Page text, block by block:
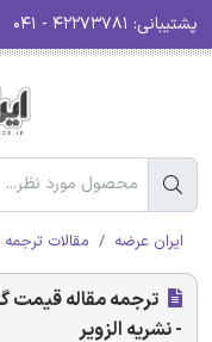
پشتیبانی:
ایران عرضه مقالات
ترجمه مقاله قیمت
- نشریه الزویر